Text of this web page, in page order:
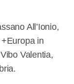
All’Ionio,
in
Valentia,